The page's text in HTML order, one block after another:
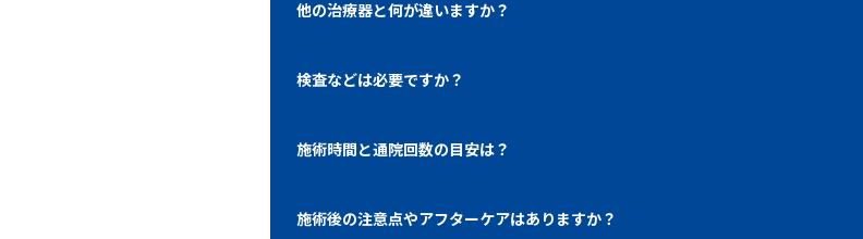
他の治療器と何が違いますか？
検査などは必要ですか？
施術時間と通院回数の目安は？
施術後の注意点やアフターケアはありますか？